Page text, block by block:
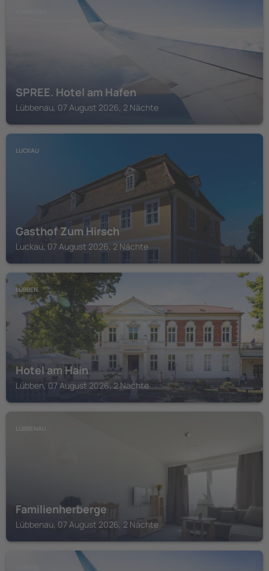
SPREE. Hotel am Hafen
Lübbenau, 07 August 2026, 2 Nächte
LUCKAU
Gasthof Zum Hirsch
Luckau, 07 August 2026, 2 Nächte
LÜBBEN
Hotel am Hain
Lübben, 07 August 2026, 2 Nächte
LÜBBENAU
Familienherberge
Lübbenau, 07 August 2026, 2 Nächte